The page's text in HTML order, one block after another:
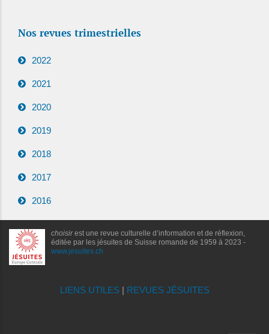
Nos revues trimestrielles
2022
2021
2020
2019
2018
2017
2016
choisirest une revue culturelle d’information et de réflexion,
éditée par les jésuites de Suisse romande de 1959 à 2023 -
www.jesuites.ch
LIENS UTILES| REVUES JÉSUITES